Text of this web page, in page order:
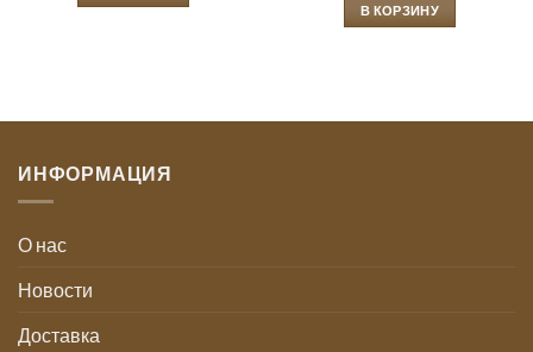
В КОРЗИНУ
ИНФОРМАЦИЯ
О нас
Новости
Доставка